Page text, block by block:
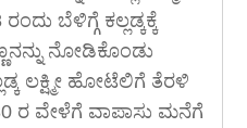
ಬೆಳಿಗ್ಗೆ ಕಲ್ಲಡ್ಕಕ್ಕೆ
ನೋಡಿಕೊಂಡು
ಲಕ್ಷ್ಮೀ ಹೋಟೆಲಿಗೆ ತೆರಳಿ
ರ ವೇಳೆಗೆ ವಾಪಾಸು ಮನೆಗೆ